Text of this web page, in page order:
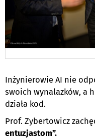
Inżynierowie AI nie
swoich wynalazków, a
działa kod.
Prof. Zybertowicz
entuzjastom”.